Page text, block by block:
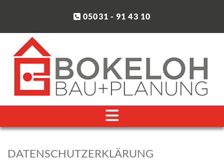
 05031 - 91 43 10
DATENSCHUTZERKLÄRUNG